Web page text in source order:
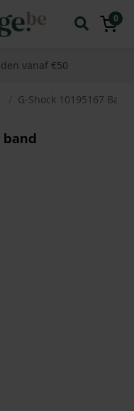
0
vanaf €50
G-Shock 10195167
band